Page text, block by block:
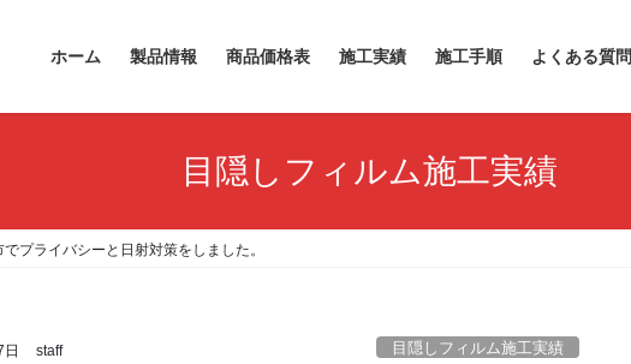
ホーム 製品情報 商品価格表 施工実績 施工手順 よくある質問
目隠しフィルム施工実績
でプライバシーと日射対策をしました。
staff 目隠しフィルム施工実績